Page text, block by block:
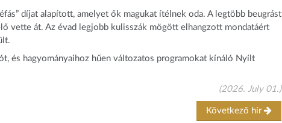
díjat alapított, amelyet ők magukat ítélnek oda. A legtöbb beugrást
vette át. Az évad legjobb kulisszák mögött elhangzott mondatáért
és hagyományaihoz hűen változatos programokat kínáló Nyílt
(2026. July 01.)
Következő hír